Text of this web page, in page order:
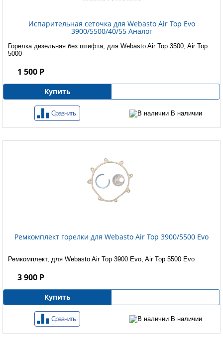
Испарительная сеточка для Webasto Air Top Evo
3900/5500/40/55 Аналог
Горелка дизельная без штифта, для Webasto Air Top 3500, Air Top
5000
1 500 Р
Купить
Сравнить В наличии
Ремкомплект горелки для Webasto Air Top 3900/5500 Evo
Ремкомплект, для Webasto Air Top 3900 Evo, Air Top 5500 Evo
3 900 Р
Купить
Сравнить В наличии